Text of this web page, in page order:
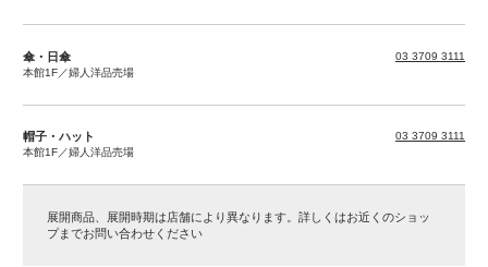
傘・日傘
本館1F／婦人洋品売場
03 3709 3111
帽子・ハット
本館1F／婦人洋品売場
03 3709 3111
展開商品、展開時期は店舗により異なります。詳しくはお近くのショッ
プまでお問い合わせください